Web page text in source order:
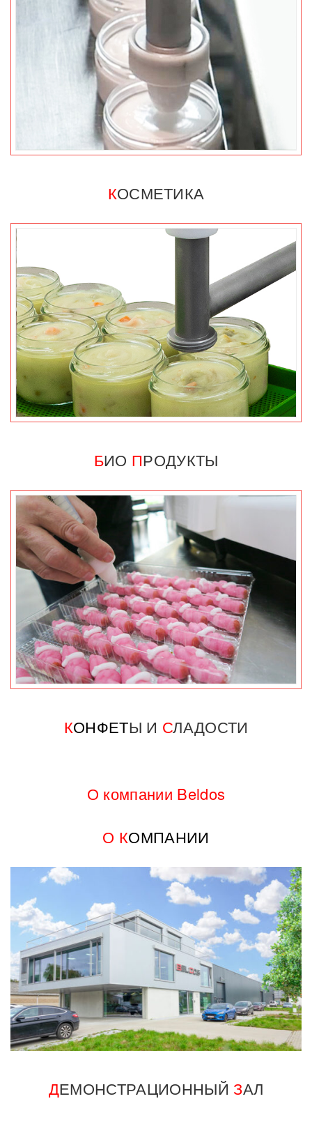
КОСМЕТИКА
БИО ПРОДУКТЫ
КОНФЕТЫ И СЛАДОСТИ
О компании Beldos
О КОМПАНИИ
ДЕМОНСТРАЦИОННЫЙ ЗАЛ